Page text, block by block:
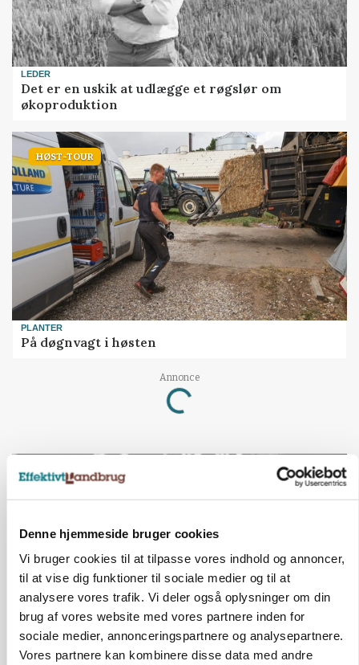
Denne hjemmeside bruger cookies
Vi bruger cookies til at tilpasse vores indhold og annoncer,
til at vise dig funktioner til sociale medier og til at
analysere vores trafik. Vi deler også oplysninger om din
brug af vores website med vores partnere inden for
sociale medier, annonceringspartnere og analysepartnere.
Vores partnere kan kombinere disse data med andre
LEDER
Det er en uskik at udlægge et røgslør om
økoproduktion
HØST-TOUR
PLANTER
På døgnvagt i høsten
Annonce
Loading...
GRISE